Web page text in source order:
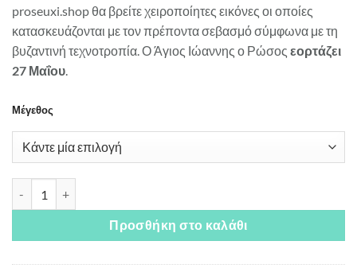
proseuxi.shop θα βρείτε χειροποίητες εικόνες οι οποίες
κατασκευάζονται με τον πρέποντα σεβασμό σύμφωνα με τη
βυζαντινή τεχνοτροπία. Ο Άγιος Ιώαννης ο Ρώσος εορτάζει
27 Μαΐου.
Μέγεθος
Προσθήκη στο καλάθι